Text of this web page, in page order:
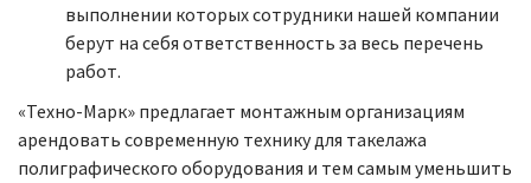
выполнении которых сотрудники нашей компании
берут на себя ответственность за весь перечень
работ.
«Техно-Марк» предлагает монтажным организациям
арендовать современную технику для такелажа
полиграфического оборудования и тем самым уменьшить